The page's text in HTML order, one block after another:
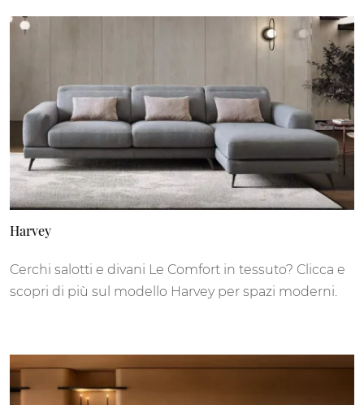
Harvey
Cerchi salotti e divani Le Comfort in tessuto? Clicca e
scopri di più sul modello Harvey per spazi moderni.